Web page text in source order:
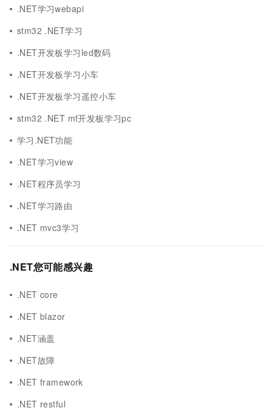
.NET学习webapi
stm32 .NET学习
.NET开发板学习led数码
.NET开发板学习小车
.NET开发板学习遥控小车
stm32 .NET mf开发板学习pc
学习.NET功能
.NET学习view
.NET程序员学习
.NET学习路由
.NET mvc3学习
.NET您可能感兴趣
.NET core
.NET blazor
.NET涵盖
.NET故障
.NET framework
.NET restful